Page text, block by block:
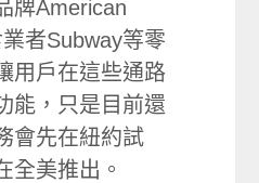
牌American
者Subway等零
用戶在這些通路
能，只是目前還
會先在紐約試
全美推出。